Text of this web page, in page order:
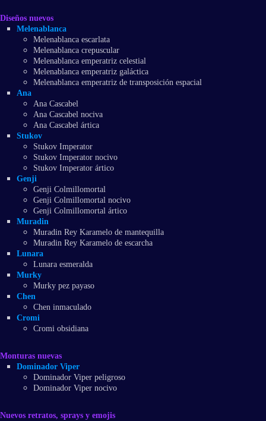
Diseños nuevos
Melenablanca
Melenablanca escarlata
Melenablanca crepuscular
Melenablanca emperatriz celestial
Melenablanca emperatriz galáctica
Melenablanca emperatriz de transposición espacial
Ana
Ana Cascabel
Ana Cascabel nociva
Ana Cascabel ártica
Stukov
Stukov Imperator
Stukov Imperator nocivo
Stukov Imperator ártico
Genji
Genji Colmillomortal
Genji Colmillomortal nocivo
Genji Colmillomortal ártico
Muradin
Muradin Rey Karamelo de mantequilla
Muradin Rey Karamelo de escarcha
Lunara
Lunara esmeralda
Murky
Murky pez payaso
Chen
Chen inmaculado
Cromi
Cromi obsidiana
Monturas nuevas
Dominador Viper
Dominador Viper peligroso
Dominador Viper nocivo
Nuevos retratos, sprays y emojis